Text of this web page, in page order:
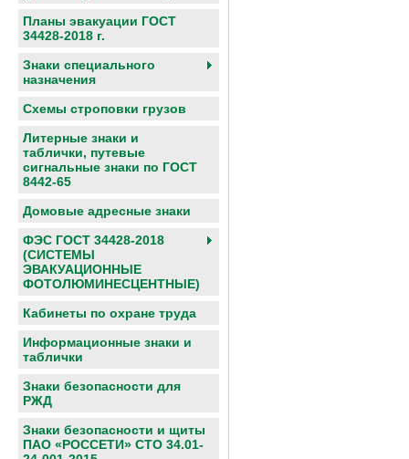
Планы эвакуации ГОСТ
34428-2018 г.
Знаки специального
назначения
Схемы строповки грузов
Литерные знаки и
таблички, путевые
сигнальные знаки по ГОСТ
8442-65
Домовые адресные знаки
ФЭС ГОСТ 34428-2018
(СИСТЕМЫ
ЭВАКУАЦИОННЫЕ
ФОТОЛЮМИНЕСЦЕНТНЫЕ)
Кабинеты по охране труда
Информационные знаки и
таблички
Знаки безопасности для
РЖД
Знаки безопасности и щиты
ПАО «РОССЕТИ» СТО 34.01-